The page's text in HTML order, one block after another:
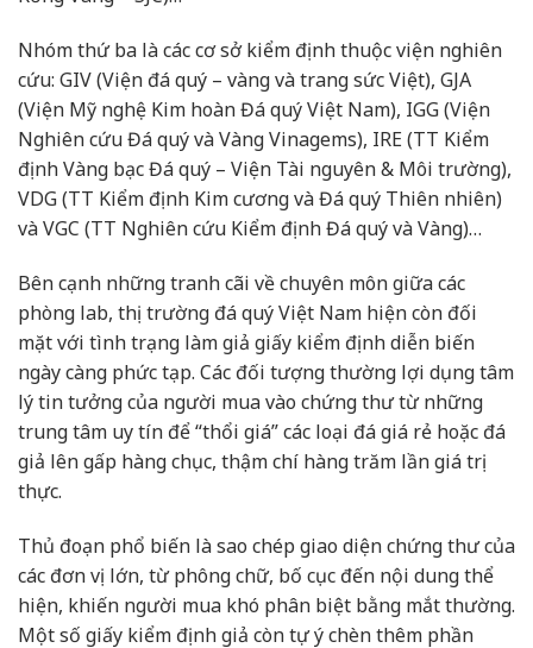
Nhóm thứ ba là các cơ sở kiểm định thuộc viện nghiên
cứu: GIV (Viện đá quý – vàng và trang sức Việt), GJA
(Viện Mỹ nghệ Kim hoàn Đá quý Việt Nam), IGG (Viện
Nghiên cứu Đá quý và Vàng Vinagems), IRE (TT Kiểm
định Vàng bạc Đá quý – Viện Tài nguyên & Môi trường),
VDG (TT Kiểm định Kim cương và Đá quý Thiên nhiên)
và VGC (TT Nghiên cứu Kiểm định Đá quý và Vàng)…
Bên cạnh những tranh cãi về chuyên môn giữa các
phòng lab, thị trường đá quý Việt Nam hiện còn đối
mặt với tình trạng làm giả giấy kiểm định diễn biến
ngày càng phức tạp. Các đối tượng thường lợi dụng tâm
lý tin tưởng của người mua vào chứng thư từ những
trung tâm uy tín để “thổi giá” các loại đá giá rẻ hoặc đá
giả lên gấp hàng chục, thậm chí hàng trăm lần giá trị
thực.
Thủ đoạn phổ biến là sao chép giao diện chứng thư của
các đơn vị lớn, từ phông chữ, bố cục đến nội dung thể
hiện, khiến người mua khó phân biệt bằng mắt thường.
Một số giấy kiểm định giả còn tự ý chèn thêm phần